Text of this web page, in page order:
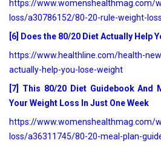
https://www.womenshealthmag.com/
loss/a30786152/80-20-rule-weight-
[6] Does the 80/20 Diet Actually Help
https://www.healthline.com/health-
actually-help-you-lose-weight
[7] This 80/20 Diet Guidebook And
Your Weight Loss In Just One Week
https://www.womenshealthmag.com/
loss/a36311745/80-20-meal-plan-